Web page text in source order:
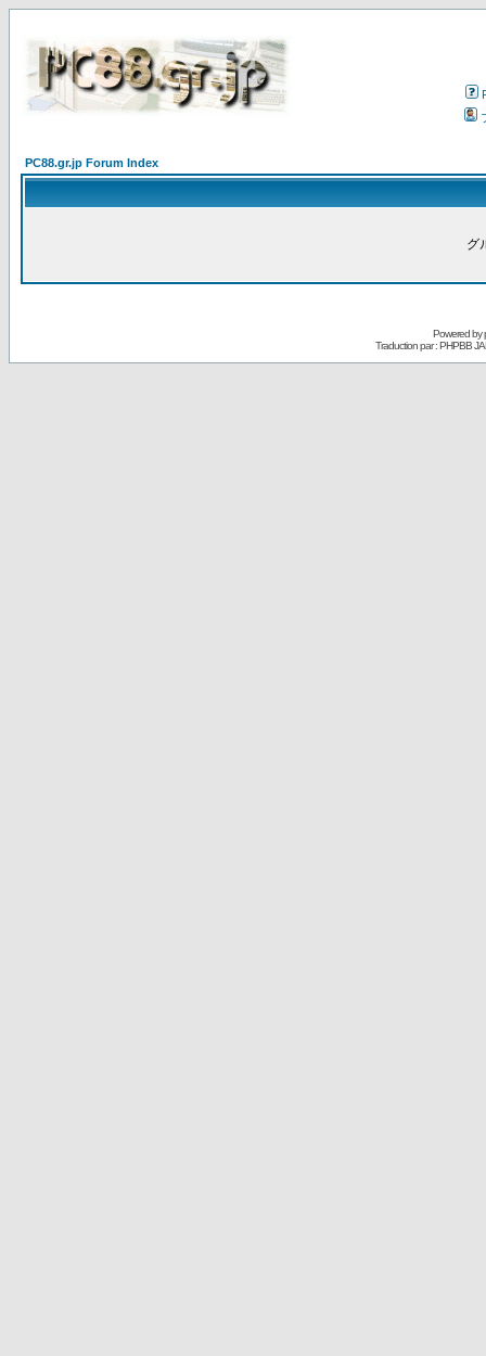
PC88.gr.jp Forum Index
グ
Powered by
Traduction par : PHPBB